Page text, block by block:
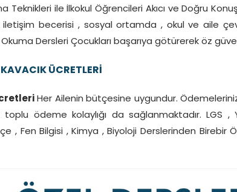
Teknikleri ile İlkokul Öğrencileri Akıcı ve Doğru
iletişim becerisi , sosyal ortamda , okul ve aile
Okuma Dersleri Çocukları başarıya götürerek öz
ÜCRETLERİ
Her Ailenin bütçesine uygundur.
ödeme kolaylığı da sağlanmaktadır. LGS ,
, Fen Bilgisi , Kimya , Biyoloji Derslerinden Birebir